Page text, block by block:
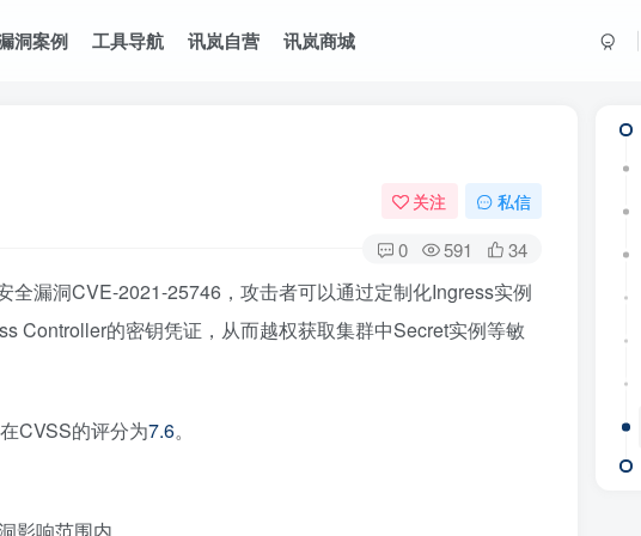
洞案例 工具导航 讯岚自营 讯岚商城
关注 私信
0 591 34
全漏洞CVE-2021-25746，攻击者可以通过定制化Ingress实例
Controller的密钥凭证，从而越权获取集群中Secret实例等敏
CVSS的评分为7.6。